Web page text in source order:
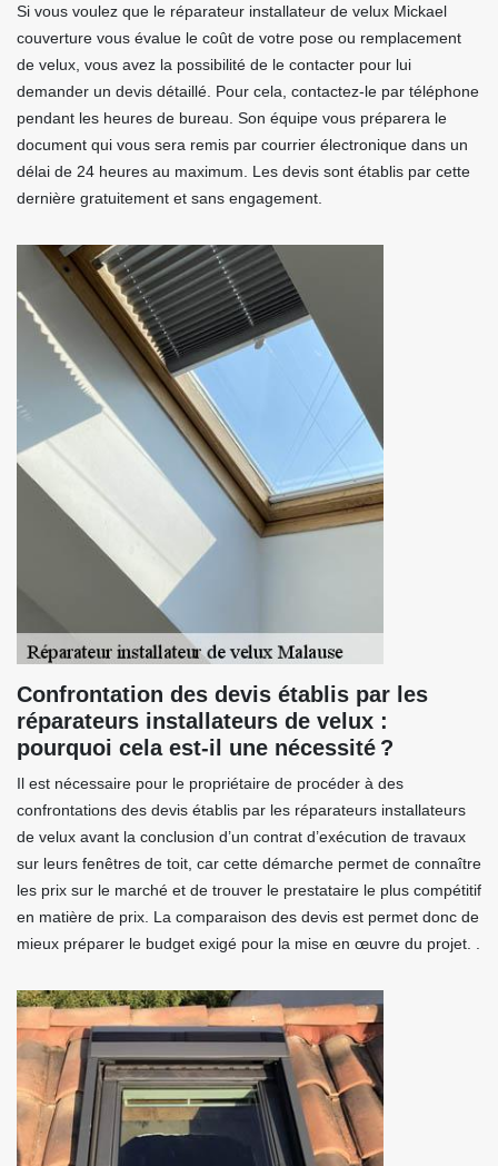
Si vous voulez que le réparateur installateur de velux Mickael
couverture vous évalue le coût de votre pose ou remplacement
de velux, vous avez la possibilité de le contacter pour lui
demander un devis détaillé. Pour cela, contactez-le par téléphone
pendant les heures de bureau. Son équipe vous préparera le
document qui vous sera remis par courrier électronique dans un
délai de 24 heures au maximum. Les devis sont établis par cette
dernière gratuitement et sans engagement.
Confrontation des devis établis par les
réparateurs installateurs de velux :
pourquoi cela est-il une nécessité ?
Il est nécessaire pour le propriétaire de procéder à des
confrontations des devis établis par les réparateurs installateurs
de velux avant la conclusion d’un contrat d’exécution de travaux
sur leurs fenêtres de toit, car cette démarche permet de connaître
les prix sur le marché et de trouver le prestataire le plus compétitif
en matière de prix. La comparaison des devis est permet donc de
mieux préparer le budget exigé pour la mise en œuvre du projet. .